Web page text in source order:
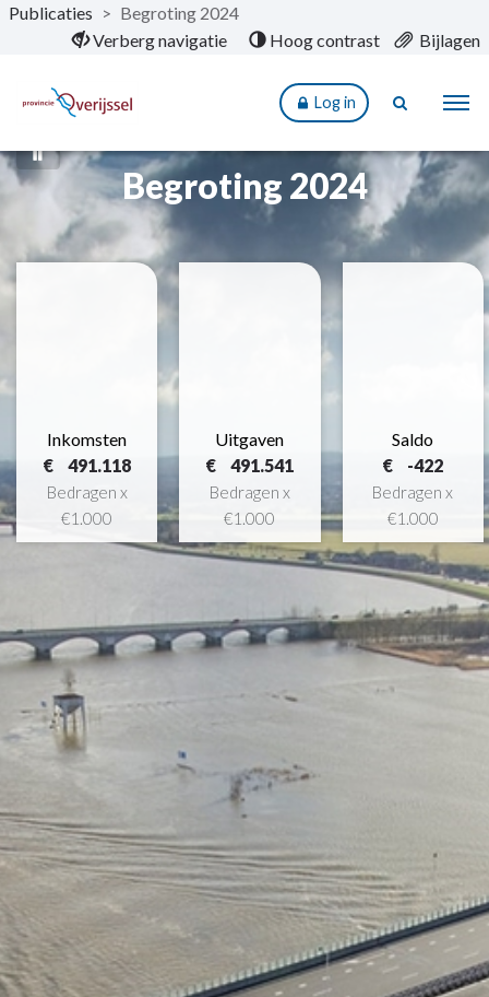
Naar hoofdinhoud
Publicaties > Begroting 2024
Verberg navigatie
Hoog contrast Bijlagen
Log in
Begroting 2024
Inkomsten
491.118
Bedragen x
€1.000
Uitgaven
491.541
Bedragen x
€1.000
Saldo
-422
Bedragen x
€1.000